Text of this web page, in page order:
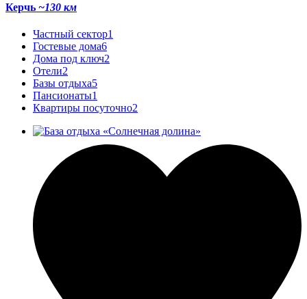
Керчь ~130 км
Частный сектор1
Гостевые дома6
Дома под ключ2
Отели2
Базы отдыха5
Пансионаты1
Квартиры посуточно2